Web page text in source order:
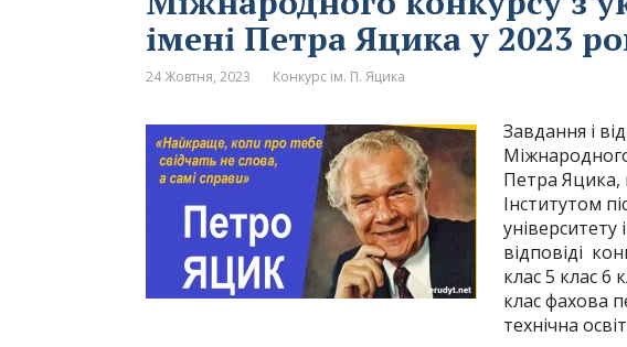
імені Петра Яцика у 2023
24 Жовтня, 2023 Конкурс ім. П. Яцика
Завдання і
Петра Яцика,
Інститутом
університету
відповіді
клас 5 клас 6
клас фахова
технічна